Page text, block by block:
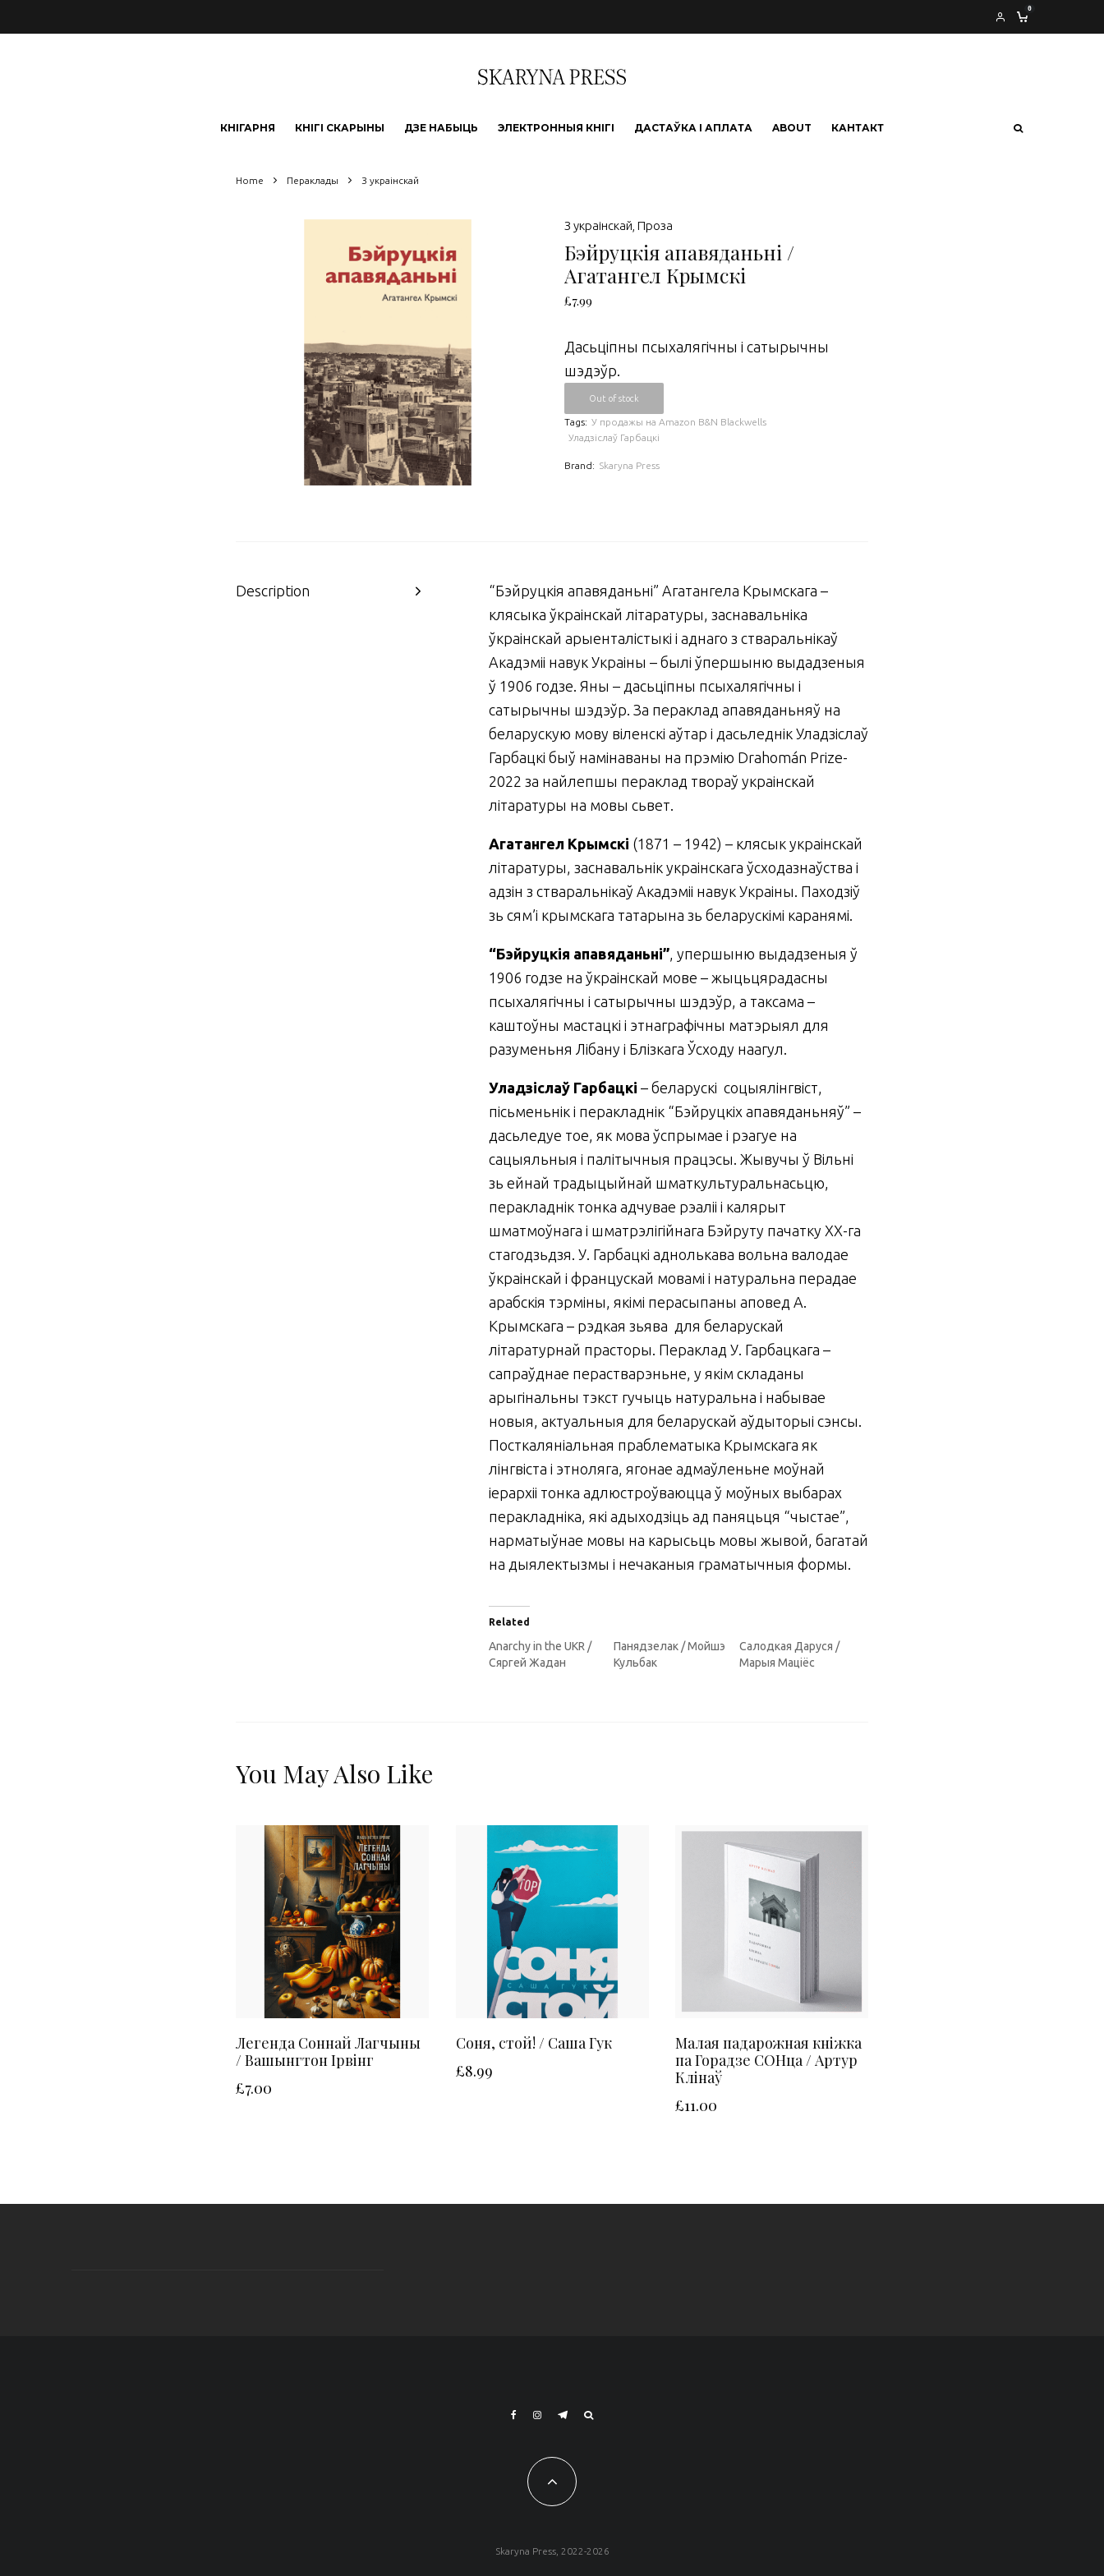
0
КНІГАРНЯ КНІГІ СКАРЫНЫ ДЗЕ НАБЫЦЬ ЭЛЕКТРОННЫЯ КНІГІ ДАСТАЎКА І АПЛАТА ABOUT КАНТАКТ
Home Пераклады З украінскай
З украінскай Проза
Бэйруцкія апавяданьні /
Агатангел Крымскі
£7.99
Дасьціпны псыхалягічны і сатырычны
шэдэўр.
Out of stock
Tags: У продажы на Amazon B&N Blackwells
Уладзіслаў Гарбацкі
Brand: Skaryna Press
Description
“Бэйруцкія апавяданьні” Агатангела Крымскага –
клясыка ўкраінскай літаратуры, заснавальніка
ўкраінскай арыенталістыкі і аднаго з стваральнікаў
Акадэміі навук Украіны – былі ўпершыню выдадзеныя
ў 1906 годзе. Яны – дасьціпны псыхалягічны і
сатырычны шэдэўр. За пераклад апавяданьняў на
беларускую мову віленскі аўтар і дасьледнік Уладзіслаў
Гарбацкі быў намінаваны на прэмію Drahomán Prize-
2022 за найлепшы пераклад твораў украінскай
літаратуры на мовы сьвет.
Агатангел Крымскі (1871 – 1942) – клясык украінскай
літаратуры, заснавальнік украінскага ўсходазнаўства і
адзін з стваральнікаў Акадэміі навук Украіны. Паходзіў
зь сям’і крымскага татарына зь беларускімі каранямі.
“Бэйруцкія апавяданьні”, упершыню выдадзеныя ў
1906 годзе на ўкраінскай мове – жыцьцярадасны
псыхалягічны і сатырычны шэдэўр, а таксама –
каштоўны мастацкі і этнаграфічны матэрыял для
разуменьня Лібану і Блізкага Ўсходу наагул.
Уладзіслаў Гарбацкі – беларускі соцыялінгвіст,
пісьменьнік і перакладнік “Бэйруцкіх апавяданьняў” –
дасьледуе тое, як мова ўспрымае і рэагуе на
сацыяльныя і палітычныя працэсы. Жывучы ў Вільні
зь ейнай традыцыйнай шматкультуральнасьцю,
перакладнік тонка адчувае рэаліі і калярыт
шматмоўнага і шматрэлігійнага Бэйруту пачатку ХХ-га
стагодзьдзя. У. Гарбацкі аднолькава вольна валодае
ўкраінскай і францускай мовамі і натуральна перадае
арабскія тэрміны, якімі перасыпаны аповед А.
Крымскага – рэдкая зьява для беларускай
літаратурнай прасторы. Пераклад У. Гарбацкага –
сапраўднае перастварэньне, у якім складаны
арыгінальны тэкст гучыць натуральна і набывае
новыя, актуальныя для беларускай аўдыторыі сэнсы.
Посткаляніальная праблематыка Крымскага як
лінгвіста і этноляга, ягонае адмаўленьне моўнай
іерархіі тонка адлюстроўваюцца ў моўных выбарах
перакладніка, які адыходзіць ад паняцьця “чыстае”,
нарматыўнае мовы на карысьць мовы жывой, багатай
на дыялектызмы і нечаканыя граматычныя формы.
Related
Anarchy in the UKR /
Сяргей Жадан
Панядзелак / Мойшэ
Кульбак
Салодкая Даруся /
Марыя Маціёс
You May Also Like
Легенда Соннай Лагчыны
/ Вашынгтон Ірвінг
£7.00
Соня, стой! / Саша Гук
£8.99
Малая падарожная кніжка
па Горадзе СОНца / Артур
Клінаў
£11.00
Skaryna Press, 2022-2026